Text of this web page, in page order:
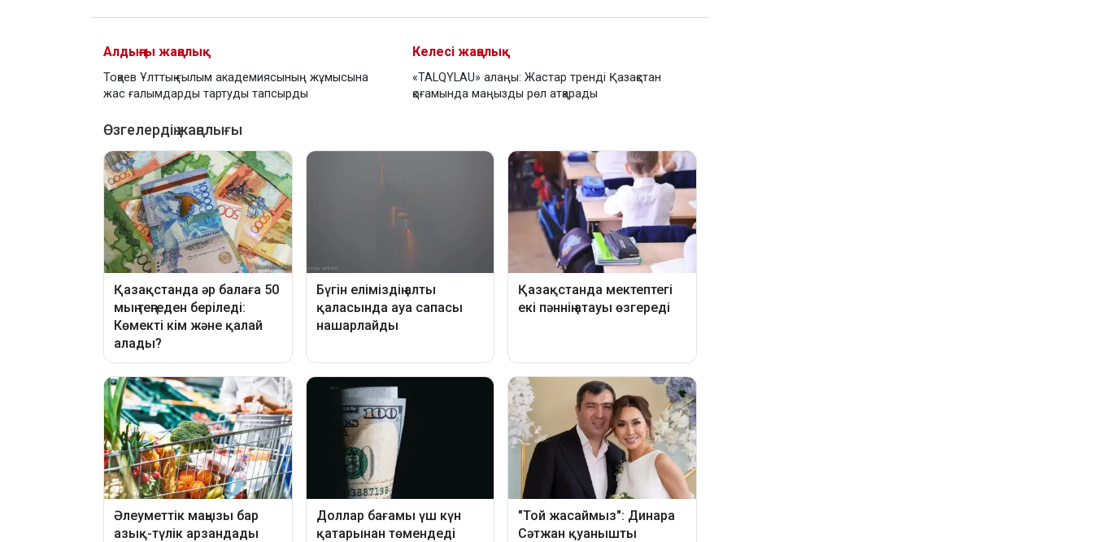
Алдыңғы жаңалық
Тоқаев Ұлттық ғылым академиясының жұмысына
жас ғалымдарды тартуды тапсырды
Келесі жаңалық
«TALQYLAU» алаңы: Жастар тренді Қазақстан
қоғамында маңызды рөл атқарады